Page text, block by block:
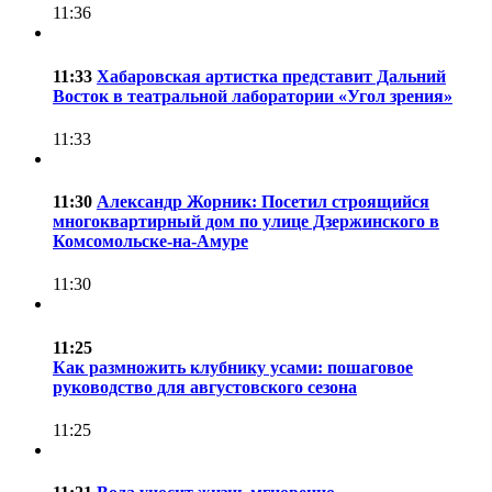
11:36
11:33 Хабаровская артистка представит Дальний
Восток в театральной лаборатории «Угол зрения»
11:33
11:30 Александр Жорник: Посетил строящийся
многоквартирный дом по улице Дзержинского в
Комсомольске-на-Амуре
11:30
11:25
Как размножить клубнику усами: пошаговое
руководство для августовского сезона
11:25